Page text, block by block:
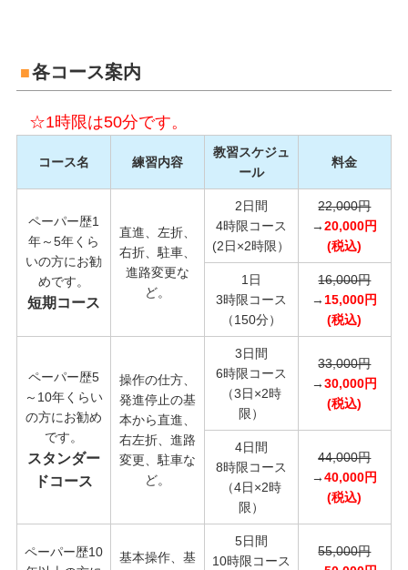
各コース案内
☆1時限は50分です。
コース名 練習内容
教習スケジュ
ール
料金
ペーパー歴1
年～5年くら
いの方にお勧
めです。
短期コース
直進、左折、
右折、駐車、
進路変更な
ど。
2日間
4時限コース
(2日×2時限）
22,000円
→20,000円
(税込)
1日
3時限コース
（150分）
16,000円
→ 15,000円
(税込)
ペーパー歴5
～10年くらい
の方にお勧め
です。
スタンダー
ドコース
操作の仕方、
発進停止の基
本から直進、
右左折、進路
変更、駐車な
ど。
3日間
6時限コース
（3日×2時
限）
33,000円
→30,000円
(税込)
4日間
8時限コース
（4日×2時
限）
44,000円
→40,000円
(税込)
ペーパー歴10
基本操作、基
5日間
10時限コース
55,000円